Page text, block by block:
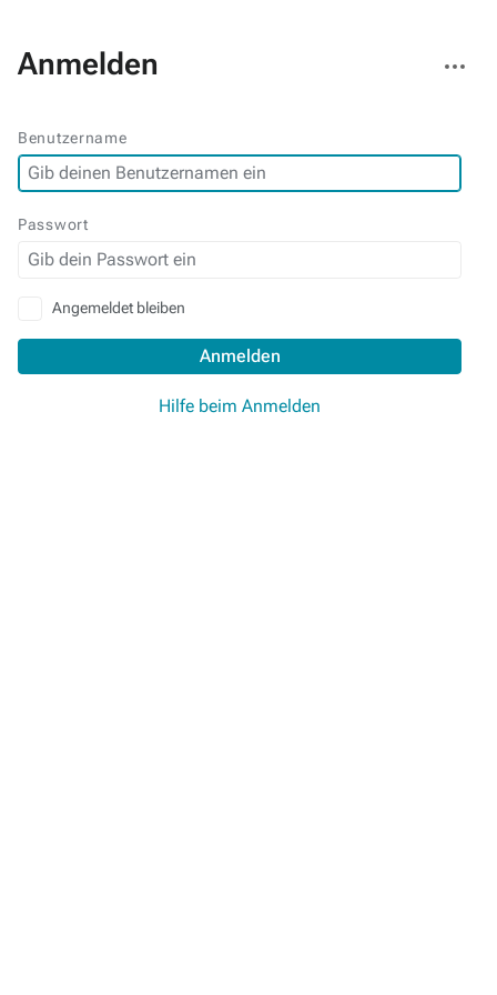
Anmelden
Aktionen
Benutzername
Passwort
Angemeldet bleiben
Anmelden
Hilfe beim Anmelden